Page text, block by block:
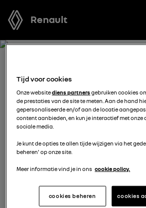
Renault
ONTVANG
OFFERTE VOOR
TECH
offerte voor te stellen, met
je aankoopplannen.
vul je gegevens
Tijd voor cookies
Onze websitediens partnersgebruiken cookies
de prestaties van de site te meten. Aan de hand
gepersonaliseerde en/of aan de locatie
content aanbieden, en kun je interactief met onze
sociale media.
Je kunt de opties te allen tijde wijzigen via het
beheren' op onze site.
Meer informatie vind je in ons cookie policy.
cookies
cookies beheren